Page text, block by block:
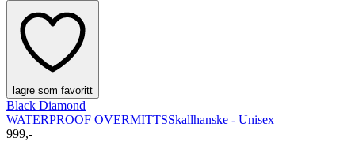
lagre som favoritt
Black Diamond
WATERPROOF OVERMITTSSkallhanske - Unisex
999,-